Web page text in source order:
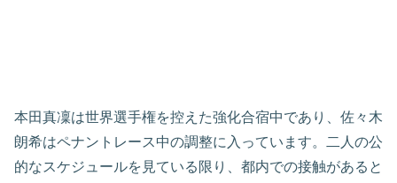
本田真凜は世界選手権を控えた強化合宿中であり、佐々木
朗希はペナントレース中の調整に入っています。二人の公
的なスケジュールを見ている限り、都内での接触があると